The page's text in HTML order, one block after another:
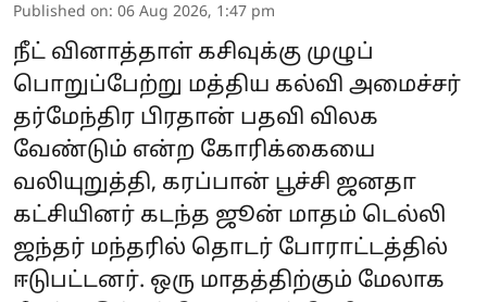
Published on: 06 Aug 2026, 1:47 pm
நீட் வினாத்தாள் கசிவுக்கு முழுப்
பொறுப்பேற்று மத்திய கல்வி அமைச்சர்
தர்மேந்திர பிரதான் பதவி விலக
வேண்டும் என்ற கோரிக்கையை
வலியுறுத்தி, கரப்பான் பூச்சி ஜனதா
கட்சியினர் கடந்த ஜூன் மாதம் டெல்லி
ஜந்தர் மந்தரில் தொடர் போராட்டத்தில்
ஈடுபட்டனர். ஒரு மாதத்திற்கும் மேலாக